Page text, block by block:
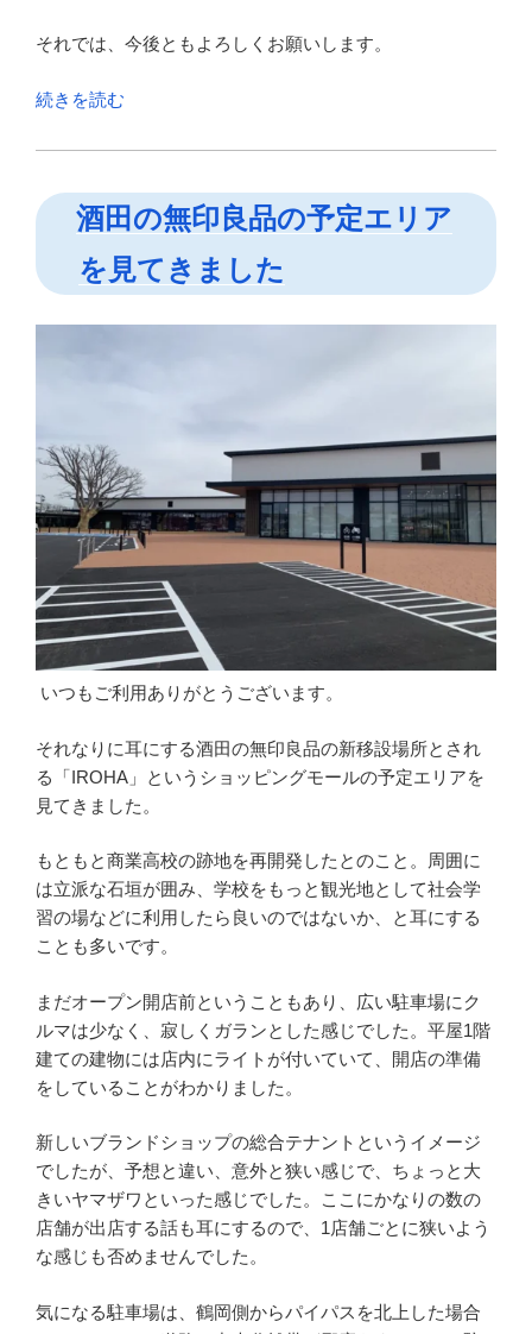
それでは、今後ともよろしくお願いします。
“フ
ー
ュ
ヒ
リ
約
シ
ス
テ
ム
ご
案
内”
の
続きを読む
酒田の無印良品の予定エリア
を見てきました
いつもご利用ありがとうございます。
それなりに耳にする酒田の無印良品の新移設場所とされ
る「IROHA」というショッピングモールの予定エリアを
見てきました。
もともと商業高校の跡地を再開発したとのこと。周囲に
は立派な石垣が囲み、学校をもっと観光地として社会学
習の場などに利用したら良いのではないか、と耳にする
ことも多いです。
まだオープン開店前ということもあり、広い駐車場にク
ルマは少なく、寂しくガランとした感じでした。平屋1階
建ての建物には店内にライトが付いていて、開店の準備
をしていることがわかりました。
新しいブランドショップの総合テナントというイメージ
でしたが、予想と違い、意外と狭い感じで、ちょっと大
きいヤマザワといった感じでした。ここにかなりの数の
店舗が出店する話も耳にするので、1店舗ごとに狭いよう
な感じも否めませんでした。
気になる駐車場は、鶴岡側からパイパスを北上した場合